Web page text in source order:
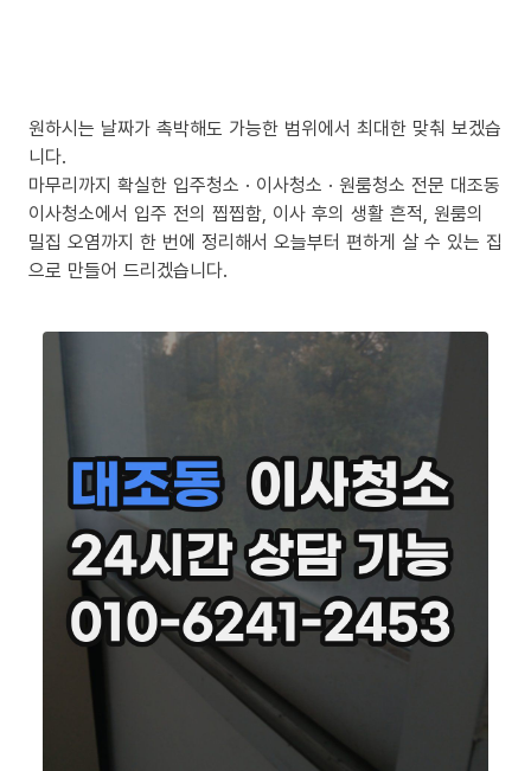
원하시는 날짜가 촉박해도 가능한 범위에서 최대한 맞춰 보겠습
니다.
마무리까지 확실한 입주청소 · 이사청소 · 원룸청소 전문 대조동
이사청소에서 입주 전의 찝찝함, 이사 후의 생활 흔적, 원룸의
밀집 오염까지 한 번에 정리해서 오늘부터 편하게 살 수 있는 집
으로 만들어 드리겠습니다.